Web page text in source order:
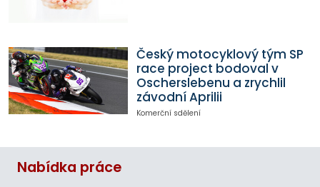
Český motocyklový tým SP
race project bodoval v
Oscherslebenu a zrychlil
závodní Aprilii
Komerční sdělení
Nabídka práce